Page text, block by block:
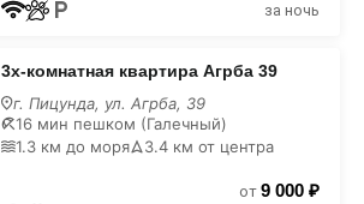
за ночь
3х-комнатная квартира Агрба 39
г. Пицунда, ул. Агрба, 39
16 мин пешком (Галечный)
1.3 км до моря
3.4 км от центра
от 9 000 ₽